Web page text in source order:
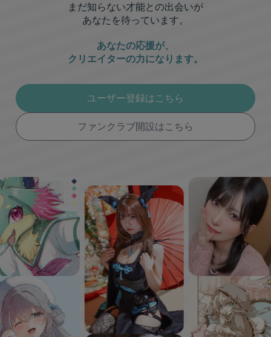
まだ知らない才能との出会いが
あなたを待っています。
あなたの応援が、
クリエイターの力になります。
ユーザー登録はこちら
ファンクラブ開設はこちら